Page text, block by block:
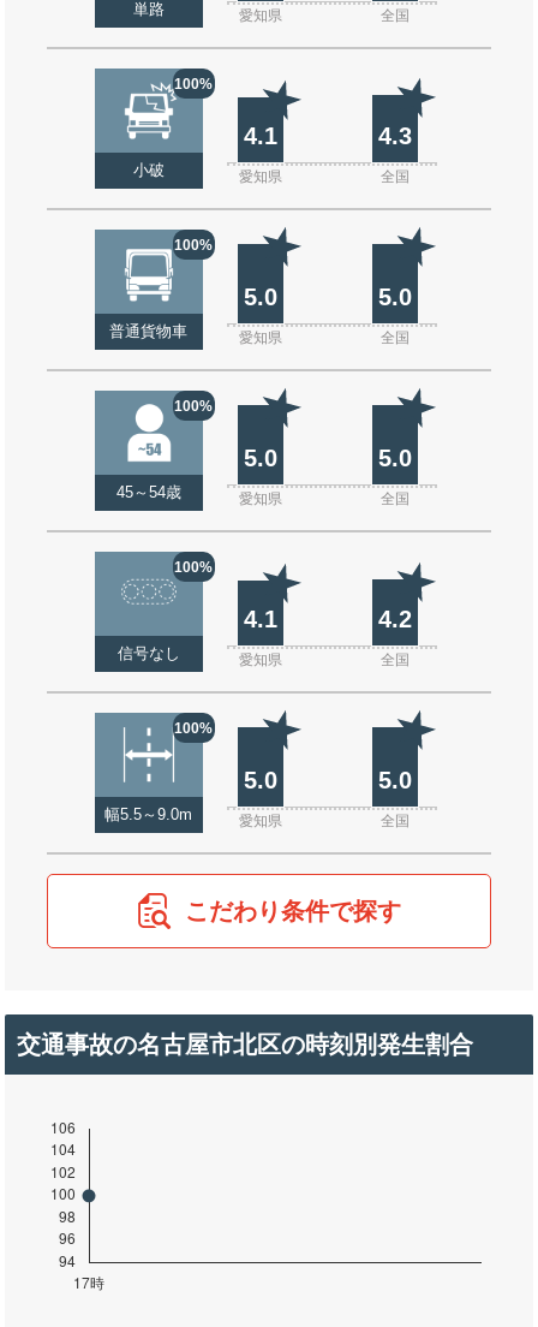
単路 愛知県 全国
100%
小破
4.1 4.3
愛知県 全国
100%
普通貨物車
5.0 5.0
愛知県 全国
100%
45～54歳
5.0 5.0
愛知県 全国
100%
信号なし
4.1 4.2
愛知県 全国
100%
幅5.5～9.0m
5.0 5.0
愛知県 全国
こだわり条件で探す
交通事故の名古屋市北区の時刻別発生割合